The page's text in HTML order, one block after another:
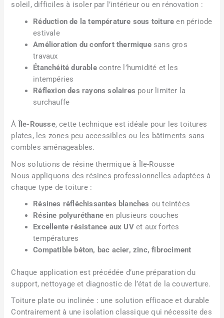
soleil, difficiles à isoler par l’intérieur ou en rénovation :
Réduction de la température sous toiture en période
estivale
Amélioration du confort thermiquesans gros
travaux
Étanchéité durablecontre l’humidité et les
intempéries
Réflexion des rayons solaires pour limiter la
surchauffe
À Île-Rousse, cette technique est idéale pour les toitures
plates, les zones peu accessibles ou les bâtiments sans
combles aménageables.
Nos solutions de résine thermique à Île-Rousse
Nous appliquons des résines professionnelles adaptées à
chaque type de toiture :
Résines réfléchissantes blanches ou teintées
Résine polyuréthane en plusieurs couches
Excellente résistance aux UVet aux fortes
températures
Compatible béton, bac acier, zinc, fibrociment
Chaque application est précédée d’une préparation du
support, nettoyage et diagnostic de l’état de la couverture.
Toiture plate ou inclinée : une solution efficace et durable
Contrairement à une isolation classique qui nécessite des